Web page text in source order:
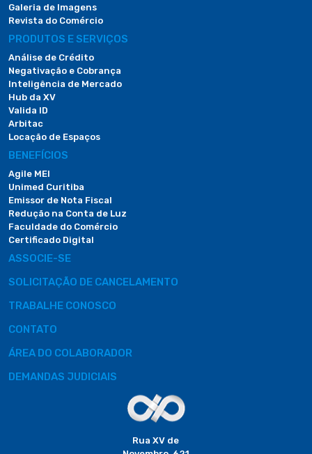
Galeria de Imagens
Revista do Comércio
PRODUTOS E SERVIÇOS
Análise de Crédito
Negativação e Cobrança
Inteligência de Mercado
Hub da XV
Valida ID
Arbitac
Locação de Espaços
BENEFÍCIOS
Agile MEI
Unimed Curitiba
Emissor de Nota Fiscal
Redução na Conta de Luz
Faculdade do Comércio
Certificado Digital
ASSOCIE-SE
SOLICITAÇÃO DE CANCELAMENTO
TRABALHE CONOSCO
CONTATO
ÁREA DO COLABORADOR
DEMANDAS JUDICIAIS
Rua XV de